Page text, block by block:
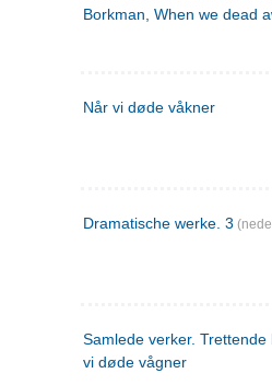
Borkman, When we dead
Når vi døde våkner
Dramatische werke. 3
Samlede verker.
vi døde vågner